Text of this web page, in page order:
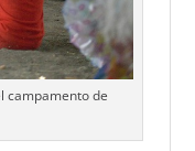
campamento de